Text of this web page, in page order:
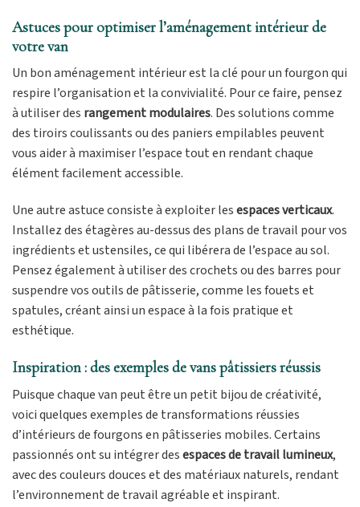
Astuces pour optimiser l’aménagement intérieur de
votre van
Un bon aménagement intérieur est la clé pour un fourgon qui
respire l’organisation et la convivialité. Pour ce faire, pensez
à utiliser des rangement modulaires. Des solutions comme
des tiroirs coulissants ou des paniers empilables peuvent
vous aider à maximiser l’espace tout en rendant chaque
élément facilement accessible.
Une autre astuce consiste à exploiter lesespaces verticaux.
Installez des étagères au-dessus des plans de travail pour vos
ingrédients et ustensiles, ce qui libérera de l’espace au sol.
Pensez également à utiliser des crochets ou des barres pour
suspendre vos outils de pâtisserie, comme les fouets et
spatules, créant ainsi un espace à la fois pratique et
esthétique.
Inspiration : des exemples de vans pâtissiers réussis
Puisque chaque van peut être un petit bijou de créativité,
voici quelques exemples de transformations réussies
d’intérieurs de fourgons en pâtisseries mobiles. Certains
passionnés ont su intégrer desespaces de travail lumineux,
avec des couleurs douces et des matériaux naturels, rendant
l’environnement de travail agréable et inspirant.